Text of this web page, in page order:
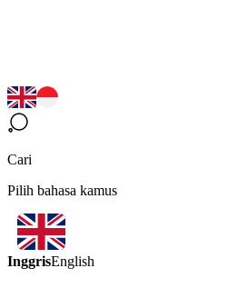
Cari
Pilih bahasa kamus
InggrisEnglish